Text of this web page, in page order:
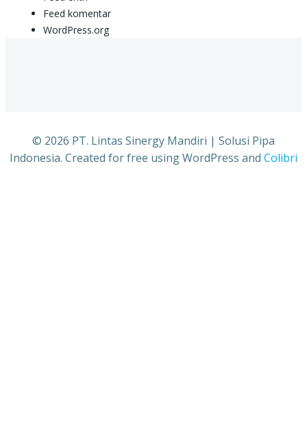
Feed komentar
WordPress.org
© 2026 PT. Lintas Sinergy Mandiri | Solusi Pipa
Indonesia. Created for free using WordPress and Colibri